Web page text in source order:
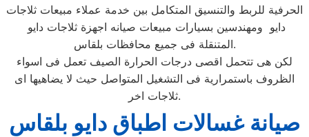
الحرفية للربط والتنسيق المتكامل بين خدمة عملاء مبيعات ثلاجات
دايو ومهندسين بسيارات مبيعات صيانه اجهزة ثلاجات دايو
المتنقلة فى جميع محافظات بلقاس.
لكن هى تتحمل اقصى درجات الحرارة الصيف تعمل فى اسواء
الظروف باستمرارية فى التشغيل المتواصل حيث لا يضاهيها اى
ثلاجات اخر.
صيانة غسالات اطباق دايو بلقاس